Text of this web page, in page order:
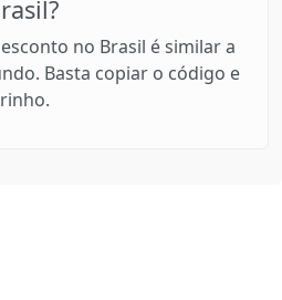
no Brasil é similar a
Basta copiar o código e